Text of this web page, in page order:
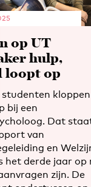
op UT
hulp,
op
studenten kloppen
bij een
Dat
van
en
het derde jaar op
zijn. De